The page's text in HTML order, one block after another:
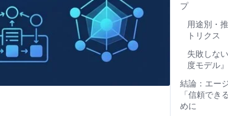
プ
用途別・
トリクス
失敗しな
度モデル
結論：エー
「信頼でき
めに